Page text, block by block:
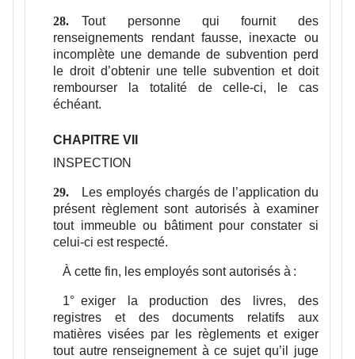
28.
Tout personne qui fournit des
renseignements rendant fausse, inexacte ou
incomplète une demande de subvention perd
le droit d’obtenir une telle subvention et doit
rembourser la totalité de celle-ci, le cas
échéant.
CHAPITRE VII
INSPECTION
29.
Les employés chargés de l’application du
présent règlement sont autorisés à examiner
tout immeuble ou bâtiment pour constater si
celui-ci est respecté.
À cette fin, les employés sont autorisés à :
1° exiger la production des livres, des
registres et des documents relatifs aux
matières visées par les règlements et exiger
tout autre renseignement à ce sujet qu’il juge